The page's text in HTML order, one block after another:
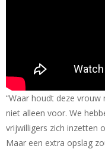
“Waar houdt deze vrouw
niet alleen voor. We
vrijwilligers zich inzetten
Maar een extra opslag